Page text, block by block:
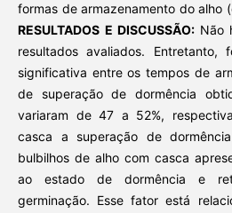
formas de armazenamento do alho
RESULTADOS E DISCUSSÃO: Não
resultados avaliados. Entretanto,
significativa entre os tempos de
de superação de dormência
variaram de 47 a 52%,
casca a superação de
bulbilhos de alho com casca
ao estado de dormência e
germinação. Esse fator está